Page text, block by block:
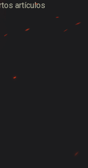
artículos